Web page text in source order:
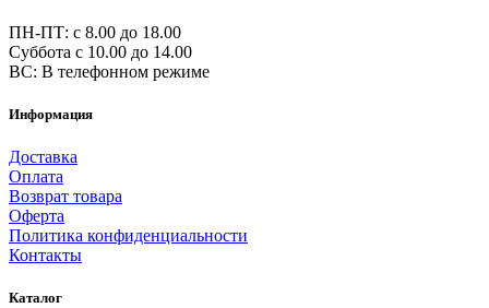
ПН-ПТ: c 8.00 до 18.00
Суббота с 10.00 до 14.00
ВС: В телефонном режиме
Информация
Доставка
Оплата
Возврат товара
Оферта
Политика конфиденциальности
Контакты
Каталог